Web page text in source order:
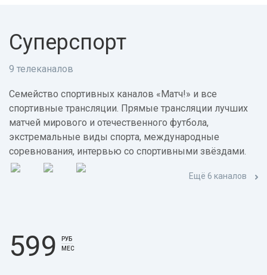
Суперспорт
9 телеканалов
Семейство спортивных каналов «Матч!» и все
спортивные трансляции. Прямые трансляции лучших
матчей мирового и отечественного футбола,
экстремальные виды спорта, международные
соревнования, интервью со спортивными звёздами.
Ещё 6 каналов
599
РУБ
МЕС